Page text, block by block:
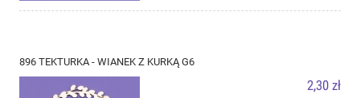
896 TEKTURKA - WIANEK Z KURKĄ G6
2,30 zł